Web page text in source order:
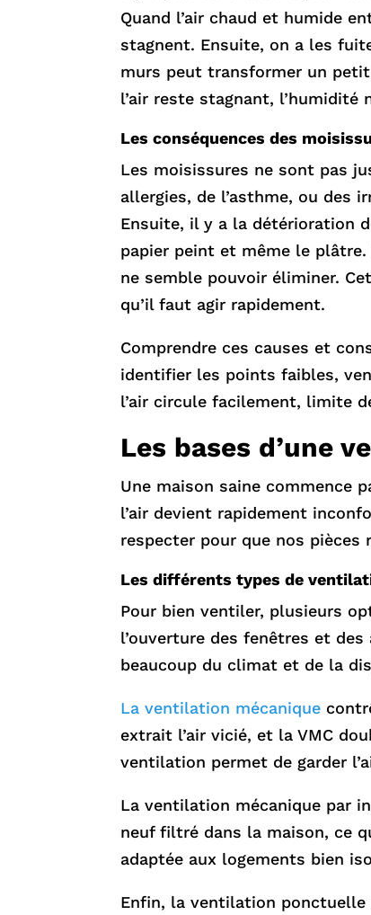
Quand l’air chaud et humide
stagnent. Ensuite, on a les
murs peut transformer un
l’air reste stagnant,
Les conséquences des
Les moisissures ne sont pas
allergies, de l’asthme, ou des
Ensuite, il y a la détérioration
papier peint et même le
ne semble pouvoir éliminer.
qu’il faut agir rapidement.
Comprendre ces causes et
identifier les points faibles,
l’air circule facilement, limite
Les bases d’une
Une maison saine commence
l’air devient rapidement
respecter pour que nos pièces
Les différents types de
Pour bien ventiler, plusieurs
l’ouverture des fenêtres et
beaucoup du climat et de la
La ventilation mécanique
extrait l’air vicié, et la VMC
ventilation permet de garder
La ventilation mécanique par
neuf filtré dans la maison, ce
adaptée aux logements bien
Enfin, la ventilation ponctuelle